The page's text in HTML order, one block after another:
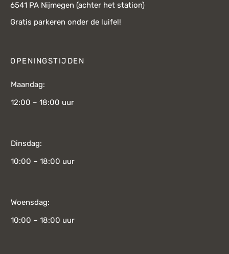
6541 PA Nijmegen (achter het station)
Gratis parkeren onder de luifel!
OPENINGSTIJDEN
Maandag:
12:00 – 18:00 uur
Dinsdag:
10:00 – 18:00 uur
Woensdag:
10:00 – 18:00 uur